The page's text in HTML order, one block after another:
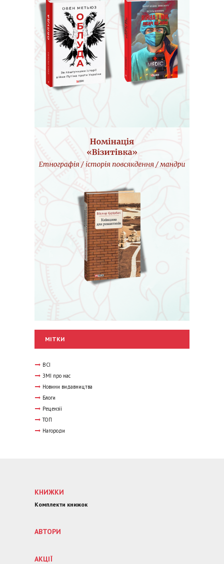
МІТКИ
ВСІ
ЗМІ про нас
Новини видавництва
Блоги
Рецензії
ТОП
Нагороди
КНИЖКИ
Комплекти книжок
АВТОРИ
АКЦІЇ